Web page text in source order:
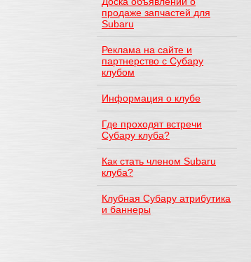
продаже запчастей для
Subaru
Реклама на сайте и
партнерство с Субару
клубом
Информация о клубе
Где проходят встречи
Субару клуба?
Как стать членом Subaru
клуба?
Клубная Субару атрибутика
и баннеры